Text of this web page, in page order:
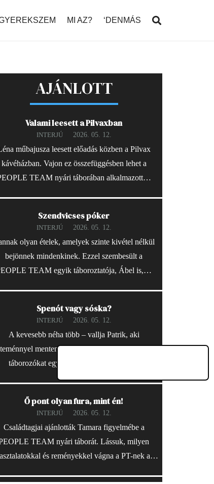
MI AZ? ‘DENMÁS
AJÁNLOTT
Valami leesett a Pilvaxban
INTERJÚ 2026. 05. 12.
műbajusza leesett előadás közben a Pilvax
kávéházban. Vajon ez összefüggésben lehet a
TEAM nyári táborában alkalmazott…
Szendvicses póker
INTERJÚ 2026. 05. 12.
olyan ételek, amelyek szinte kivétel nélkül
bejönnek mindenkinek. Ezzel szembesült a
TEAM egyik táboroztatója, Ábel is,…
Spenót vagy sóska?
INTERJÚ 2026. 05. 12.
A kevesebb néha több – vallja Patrik, aki
mentené meg a PEOPLE TEAM-ben
táborozókat egy zombitámadás esetén.…
Ő pont olyan fura, mint én!
INTERJÚ 2026. 05. 12.
Családtagjai ajánlották Tamara figyelmébe a
TEAM nyári táborát. Lássuk, milyen
és reményekkel vágna a PT-nek a…